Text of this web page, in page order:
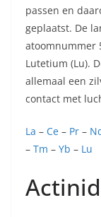
passen en
geplaatst. De
atoomnummer
Lutetium (Lu).
allemaal een
contact met
La – Ce – Pr –
– Tm – Yb – Lu